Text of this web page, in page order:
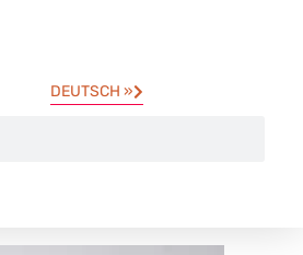
DEUTSCH »